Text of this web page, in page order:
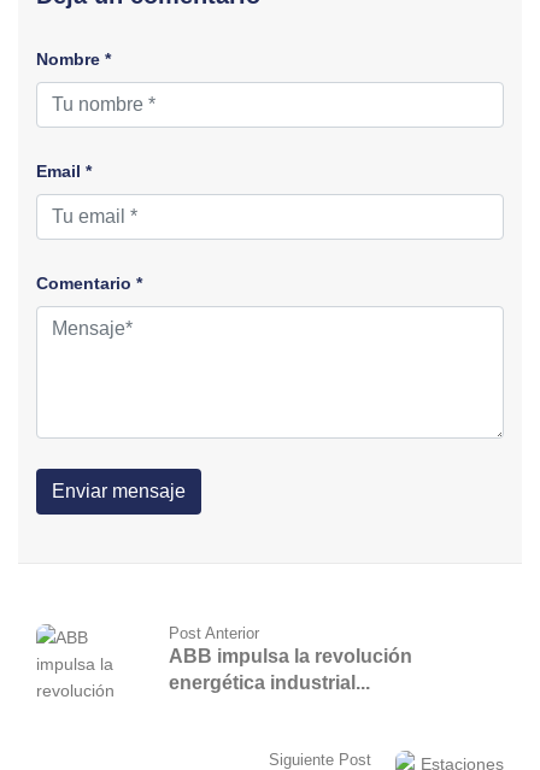
Nombre *
Email *
Comentario *
Post Anterior
ABB impulsa la revolución
energética industrial...
Siguiente Post